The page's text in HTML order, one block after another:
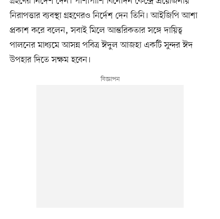
নিরাপত্তার ব্যবস্থা গ্রহণেরও নির্দেশ দেন তিনি। আইজিপি আশা
প্রকাশ করে বলেন, সবাই মিলে আন্তরিকতার সঙ্গে দায়িত্ব
পালনের মাধ্যমে আসন্ন পবিত্র ঈদুল আজহা একটি সুন্দর ঈদ
উপহার দিতে সক্ষম হবেন।